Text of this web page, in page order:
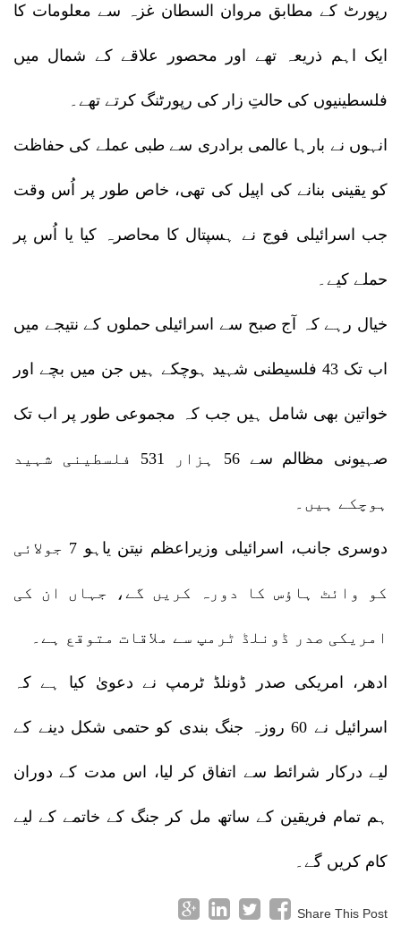
رپورٹ کے مطابق مروان السطان غزہ سے معلومات کا
ایک اہم ذریعہ تھے اور محصور علاقے کے شمال میں
فلسطینیوں کی حالتِ زار کی رپورٹنگ کرتے تھے۔
انہوں نے بارہا عالمی برادری سے طبی عملے کی حفاظت
کو یقینی بنانے کی اپیل کی تھی، خاص طور پر اُس وقت
جب اسرائیلی فوج نے ہسپتال کا محاصرہ کیا یا اُس پر
حملے کیے۔
خیال رہے کہ آج صبح سے اسرائیلی حملوں کے نتیجے میں
اب تک 43 فلسیطنی شہید ہوچکے ہیں جن میں بچے اور
خواتین بھی شامل ہیں جب کہ مجموعی طور پر اب تک
صہیونی مظالم سے 56 ہزار 531 فلسطینی شہید
ہوچکے ہیں۔
دوسری جانب، اسرائیلی وزیراعظم نیتن یاہو 7 جولائی
کو وائٹ ہاؤس کا دورہ کریں گے، جہاں ان کی
امریکی صدر ڈونلڈ ٹرمپ سے ملاقات متوقع ہے۔
ادھر، امریکی صدر ڈونلڈ ٹرمپ نے دعویٰ کیا ہے کہ
اسرائیل نے 60 روزہ جنگ بندی کو حتمی شکل دینے کے
لیے درکار شرائط سے اتفاق کر لیا، اس مدت کے دوران
ہم تمام فریقین کے ساتھ مل کر جنگ کے خاتمے کے لیے
کام کریں گے۔
Share This Post